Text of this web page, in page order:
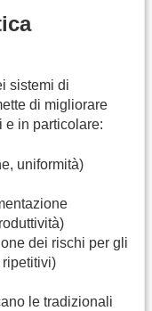
sistemi di
di migliorare
e in particolare:
uniformità)
dei rischi per gli
le tradizionali